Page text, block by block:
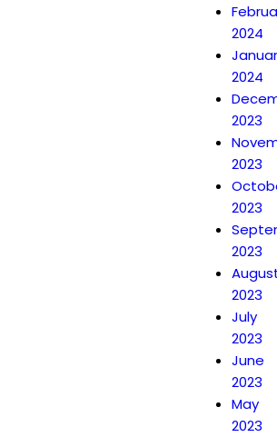
2024
2024
2023
2023
2023
2023
2023
July
2023
June
2023
May
2023